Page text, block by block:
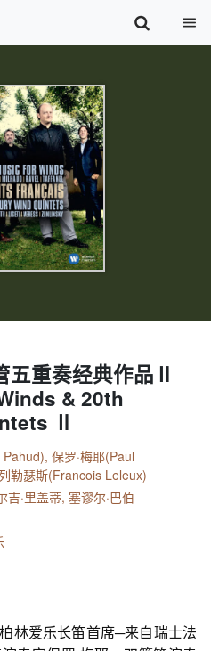
五重奏经典作品Ⅱ
& 20th
Ⅱ
保罗·梅耶(Paul
勒瑟斯(Francois Leleux)
吉·里盖蒂, 塞谬尔·巴伯
林爱乐长笛首席─来自瑞士法